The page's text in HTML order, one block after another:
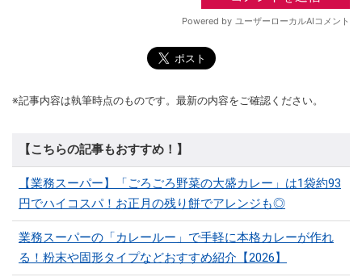
※記事内容は執筆時点のものです。最新の内容をご確認ください。
【こちらの記事もおすすめ！】
【業務スーパー】「ごろごろ野菜の大盛カレー」は1袋約93
円でハイコスパ！お正月の残り餅でアレンジも◎
業務スーパーの「カレールー」で手軽に本格カレーが作れ
る！粉末や固形タイプなどおすすめ紹介【2026】